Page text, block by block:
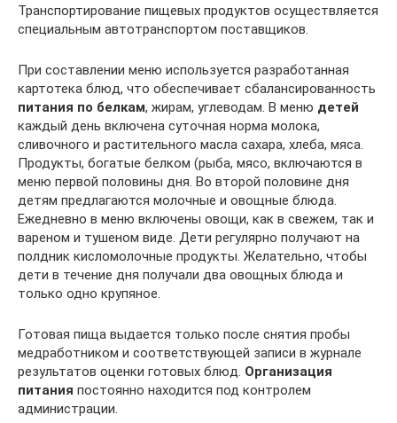
Транспортирование пищевых продуктов осуществляется
специальным автотранспортом поставщиков.
При составлении меню используется разработанная
картотека блюд, что обеспечивает сбалансированность
питания по белкам, жирам, углеводам. В меню детей
каждый день включена суточная норма молока,
сливочного и растительного масла сахара, хлеба, мяса.
Продукты, богатые белком (рыба, мясо, включаются в
меню первой половины дня. Во второй половине дня
детям предлагаются молочные и овощные блюда.
Ежедневно в меню включены овощи, как в свежем, так и
вареном и тушеном виде. Дети регулярно получают на
полдник кисломолочные продукты. Желательно, чтобы
дети в течение дня получали два овощных блюда и
только одно крупяное.
Готовая пища выдается только после снятия пробы
медработником и соответствующей записи в журнале
результатов оценки готовых блюд. Организация
питания постоянно находится под контролем
администрации.